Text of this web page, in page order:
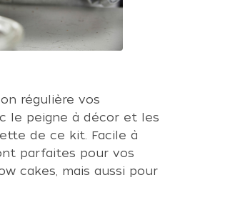
régulière vos
le peigne à décor et les
de ce kit. Facile à
parfaites pour vos
cakes, mais aussi pour